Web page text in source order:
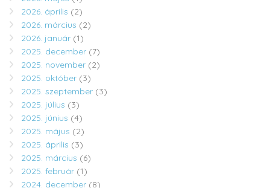
2026. április (2)
2026. március (2)
2026. január (1)
2025. december (7)
2025. november (2)
2025. október (3)
2025. szeptember (3)
2025. július (3)
2025. június (4)
2025. május (2)
2025. április (3)
2025. március (6)
2025. február (1)
2024. december (8)